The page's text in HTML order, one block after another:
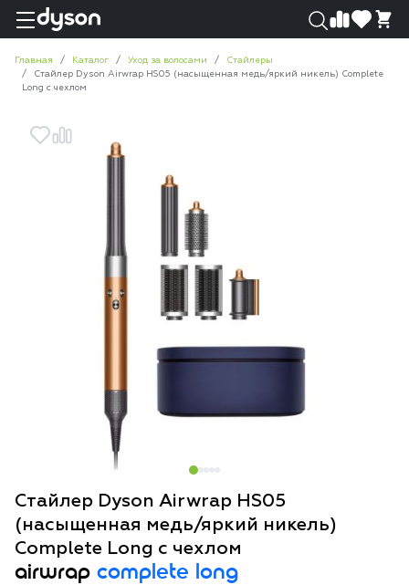
Главная Каталог Уход за волосами
Стайлеры
Стайлер Dyson Airwrap HS05 (насыщенная медь/яркий никель) Complete
Long с чехлом
Стайлер Dyson Airwrap HS05
(насыщенная медь/яркий никель)
Complete Long с чехлом
airwrap complete long